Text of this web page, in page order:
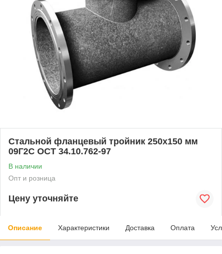
Стальной фланцевый тройник 250x150 мм
09Г2С ОСТ 34.10.762-97
В наличии
Опт и розница
Цену уточняйте
Описание Характеристики Доставка Оплата